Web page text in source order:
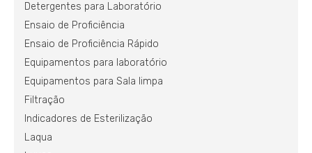
Detergentes para Laboratório
Ensaio de Proficiência
Ensaio de Proficiência Rápido
Equipamentos para laboratório
Equipamentos para Sala limpa
Filtração
Indicadores de Esterilização
Laqua